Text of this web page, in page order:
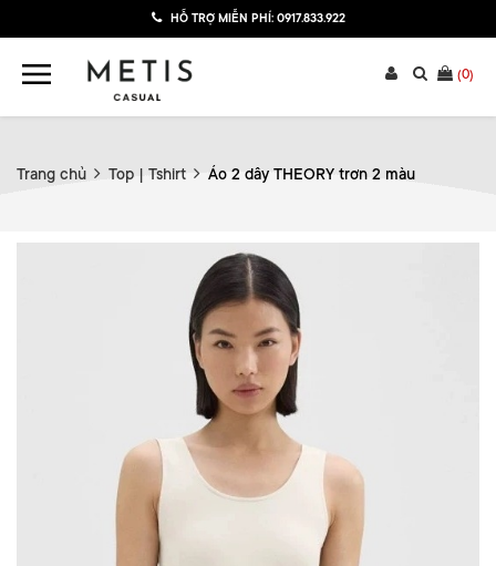
HỖ TRỢ MIỄN PHÍ: 0917.833.922
(0)
Trang chủ Top | Tshirt Áo 2 dây THEORY trơn 2 màu